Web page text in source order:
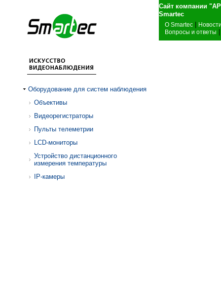
Сайт компании
О Smartec
Вопросы и ответы
Оборудование для систем наблюдения
Объективы
Видеорегистраторы
Пульты телеметрии
LCD-мониторы
Устройство дистанционного
измерения температуры
IP-камеры